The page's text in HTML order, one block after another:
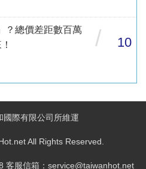
？總價差距數百萬
/ 10
國際有限公司所維運
All Rights Reserved.
客服信箱：service@taiwanhot.net